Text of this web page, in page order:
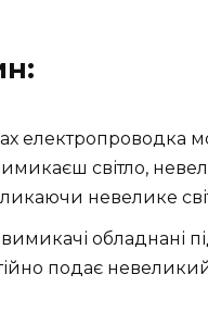
електропроводка
світло,
невелике
обладнані
подає